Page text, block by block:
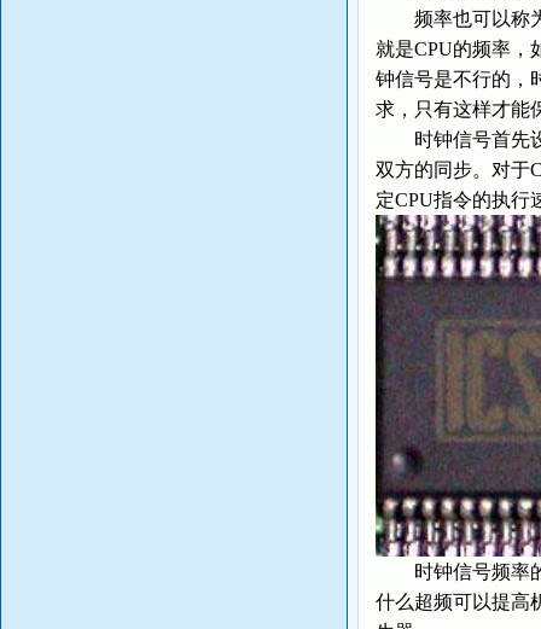
频率也可以称为
就是CPU的频率，
钟信号是不行的，
求，只有这样才能
时钟信号首先设
双方的同步。对于
定CPU指令的执行
时钟信号频率的
什么超频可以提高